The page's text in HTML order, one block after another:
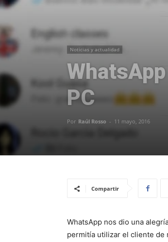
Noticias y actualidad
PC
Por Raúl Rosso - 11 mayo, 2016
Compartir
WhatsApp nos dio una
permitía utilizar el cliente de